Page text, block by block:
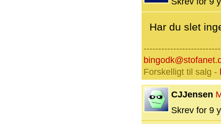
Har du slet
Forskelligt til salg -
CJJensen
Skrev for 9